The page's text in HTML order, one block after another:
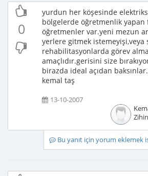
0
yurdun her köşesinde
bölgelerde öğretmenlik yapan
öğretmenler var.yeni mezun
yerlere gitmek istemeyişi,veya
rehabilitasyonlarda görev
amaçlıdır.gerisini size
birazda ideal açıdan
kemal taş
13-10-2007
Bu yanıt için yorum eklemek